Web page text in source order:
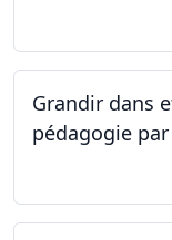
Grandir dans
pédagogie